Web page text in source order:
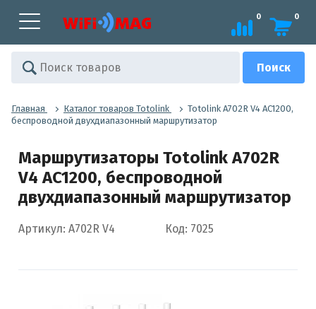
0 0
Главная Каталог товаров Totolink
Totolink A702R V4 AC1200,
беспроводной двухдиапазонный маршрутизатор
Маршрутизаторы Totolink A702R
V4 AC1200, беспроводной
двухдиапазонный маршрутизатор
Артикул: A702R V4 Код: 7025